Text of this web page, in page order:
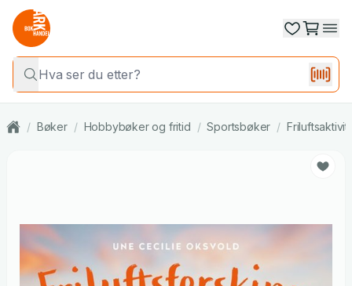
/ Bøker / Hobbybøker og fritid / Sportsbøker /